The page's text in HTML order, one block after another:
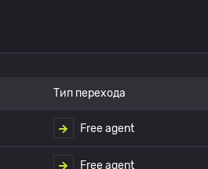
Тип перехода
Free agent
Free agent